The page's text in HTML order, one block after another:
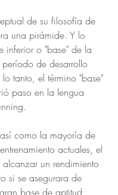
de su filosofía de
una pirámide. Y lo
inferior o "base" de la
de desarrollo
tanto, el término "base"
paso en la lengua
como la mayoría de
actuales, el
un rendimiento
si se asegurara de
base de aptitud